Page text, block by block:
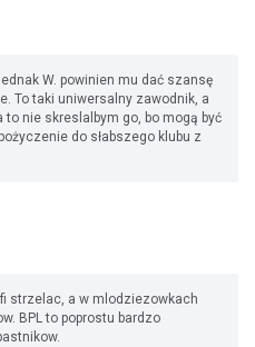
W. powinien mu dać szansę
To taki uniwersalny zawodnik, a
to nie skreslalbym go, bo mogą być
do słabszego klubu z
strzelac, a w mlodziezowkach
BPL to poprostu bardzo